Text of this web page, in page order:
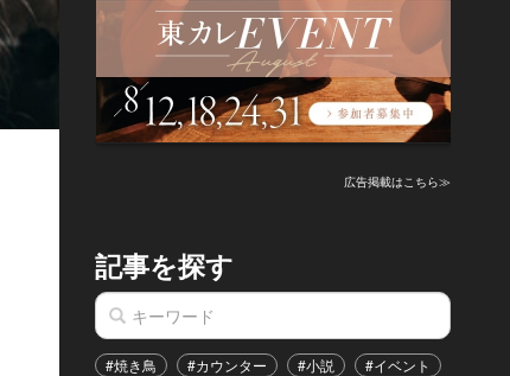
広告掲載はこちら≫
記事を探す
#焼き鳥 #カウンター #小説 #イベント